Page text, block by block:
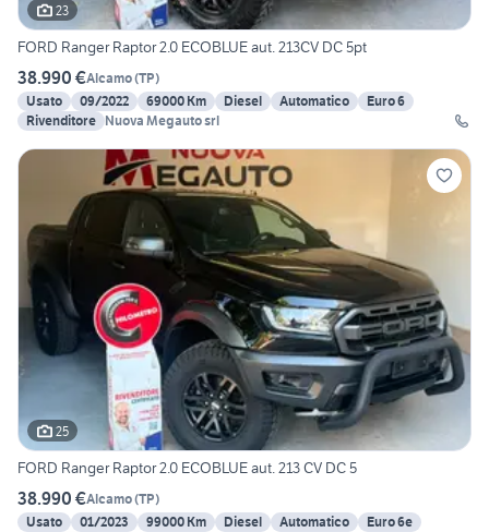
23
FORD Ranger Raptor 2.0 ECOBLUE aut. 213CV DC 5pt
38.990 €Alcamo(TP)
Usato
09/2022 69000 Km Diesel Automatico
Euro 6
Rivenditore Nuova Megauto srl
25
FORD Ranger Raptor 2.0 ECOBLUE aut. 213 CV DC 5
38.990 €Alcamo(TP)
Usato
01/2023 99000 Km Diesel Automatico
Euro 6e